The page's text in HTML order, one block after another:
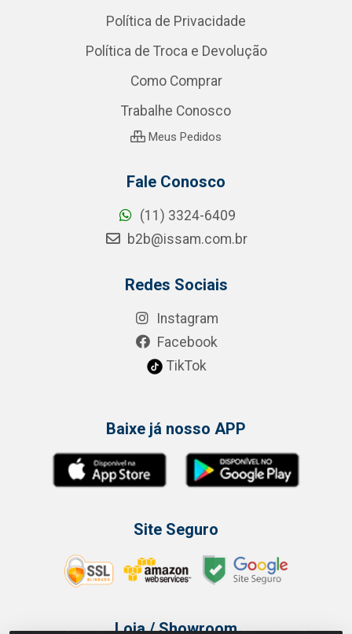
Política de Privacidade
Política de Troca e Devolução
Como Comprar
Trabalhe Conosco
Meus Pedidos
Fale Conosco
(11) 3324-6409
b2b@issam.com.br
Redes Sociais
Instagram
Facebook
TikTok
Baixe já nosso APP
Site Seguro
Loja / Showroom